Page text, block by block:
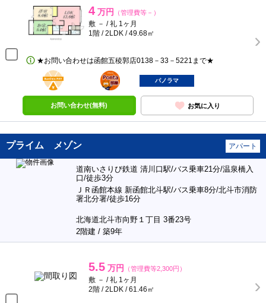
4 万円 （管理費等－）
敷 － / 礼 1ヶ月
1階 / 2LDK / 49.68㎡
★お問い合わせは函館五稜郭店0138－33－5221まで★
BunChinPAY
ポンタ
部屋
パノラマ
お問い合わせ(無料) お気に入り
プライム メゾン アパート
道南いさりび鉄道 清川口駅/バス乗車21分/温泉橋入
口/徒歩3分
ＪＲ函館本線 新函館北斗駅/バス乗車8分/北斗市消防
署北分署/徒歩16分
北海道北斗市向野１丁目 3番23号
2階建 / 築9年
5.5 万円 （管理費等2,300円）
敷 － / 礼 1ヶ月
2階 / 2LDK / 61.46㎡